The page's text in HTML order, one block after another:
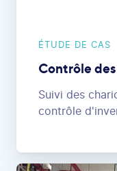
ÉTUDE DE CAS
Contrôle
Suivi des
contrôle